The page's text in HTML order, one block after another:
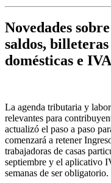
Novedades
saldos,
domésticas e
La agenda tributaria y
relevantes para
actualizó el paso a paso
comenzará a retener
trabajadoras de casas
septiembre y el aplicativo
semanas de ser obligatorio.